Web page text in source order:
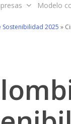
Modelo
2025 »